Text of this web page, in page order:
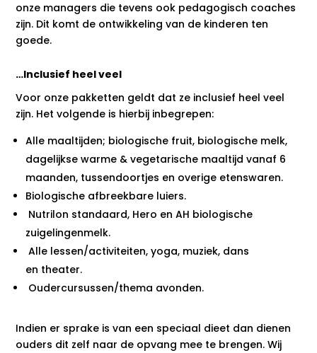
onze managers die tevens ook pedagogisch coaches
zijn. Dit komt de ontwikkeling van de kinderen ten
goede.
…Inclusief heel veel
Voor onze pakketten geldt dat ze inclusief heel veel
zijn. Het volgende is hierbij inbegrepen:
Alle maaltijden; biologische fruit, biologische melk,
dagelijkse warme & vegetarische maaltijd vanaf 6
maanden, tussendoortjes en overige etenswaren.
Biologische afbreekbare luiers.
Nutrilon standaard, Hero en AH biologische
zuigelingenmelk.
Alle lessen/activiteiten, yoga, muziek, dans
en theater.
Oudercursussen/thema avonden.
Indien er sprake is van een speciaal dieet dan dienen
ouders dit zelf naar de opvang mee te brengen. Wij